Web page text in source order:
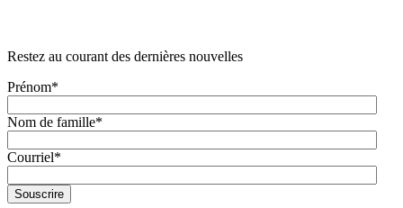
Restez au courant des dernières nouvelles
Prénom*
Nom de famille*
Courriel*